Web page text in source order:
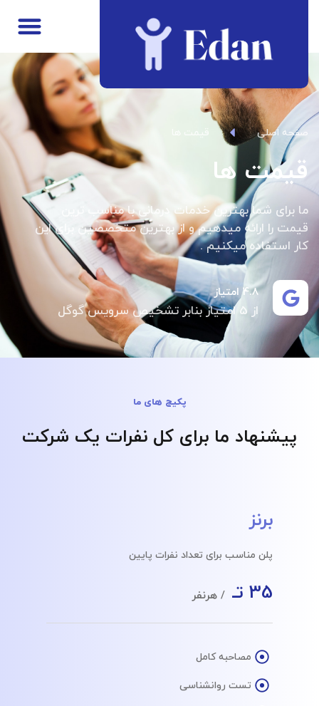
صفحه اصلی
قیمت ها
ما برای شما بهترین خدمات درمانی با مناسب ترین
قیمت را ارائه میدهیم و از بهترین متخصصین برای این
کار استفاده میکنیم .
4.8 امتیاز
از 5 امتیاز بنابر تشخیص سرویس گوگل
پکیج های ما
پیشنهاد ما برای کل نفرات یک شرکت
برنز
پلن مناسب برای تعداد نفرات پایین
35 تـ / هرنفر
مصاحبه کامل
تست روانشناسی